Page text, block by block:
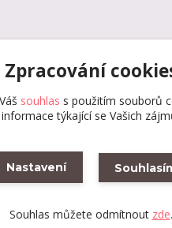
Zpracování
souhlas s použitím souborů
informace týkající se Vašich
Nastavení
Souhlas můžete odmítnout zde.